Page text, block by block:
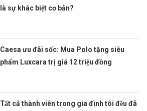
là sự khác biệt cơ bản?
Caesa ưu đãi sốc: Mua Polo tặng siêu
phẩm Luxcara trị giá 12 triệu đồng
Tất cả thành viên trong gia đình tôi đều đã